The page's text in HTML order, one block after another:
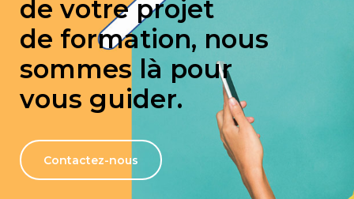
de votre projet
de formation, nous
sommes là pour
vous guider.
Contactez-nous